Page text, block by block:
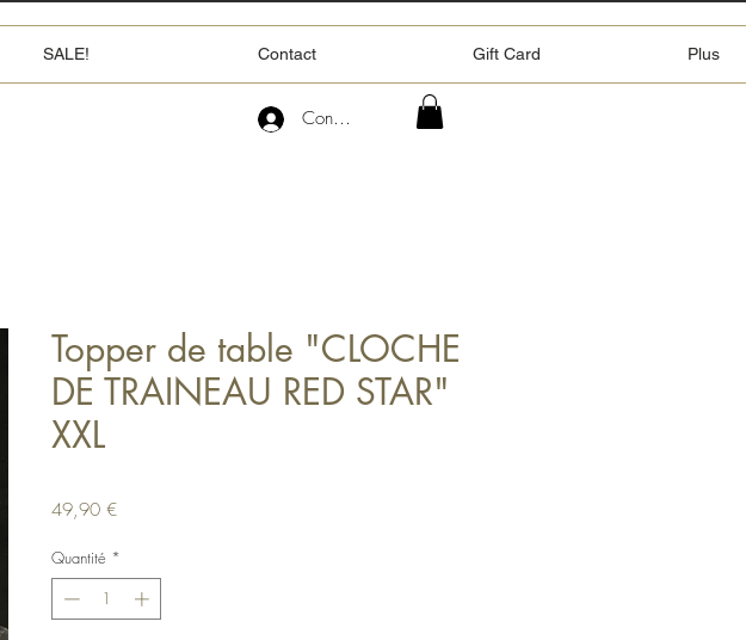
SALE! Contact Gift Card Plus
Connexion
Topper de table "CLOCHE
DE TRAINEAU RED STAR"
XXL
49,90 €Prix
Quantité *